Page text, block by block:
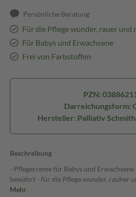
Persönliche Beratung
Für die Pflege wunder, rauer und
Für Babys und Erwachsene
Frei von Farbstoffen
PZN:
Darreichungsform:
Hersteller: Palliativ
Beschreibung
- Pflegecreme für Babys und
bewährt - für die Pflege wunder, rauher
Mehr